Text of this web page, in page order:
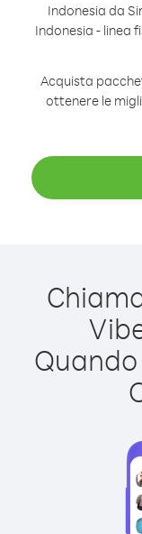
Indonesia da
Indonesia - linea
Acquista
ottenere le